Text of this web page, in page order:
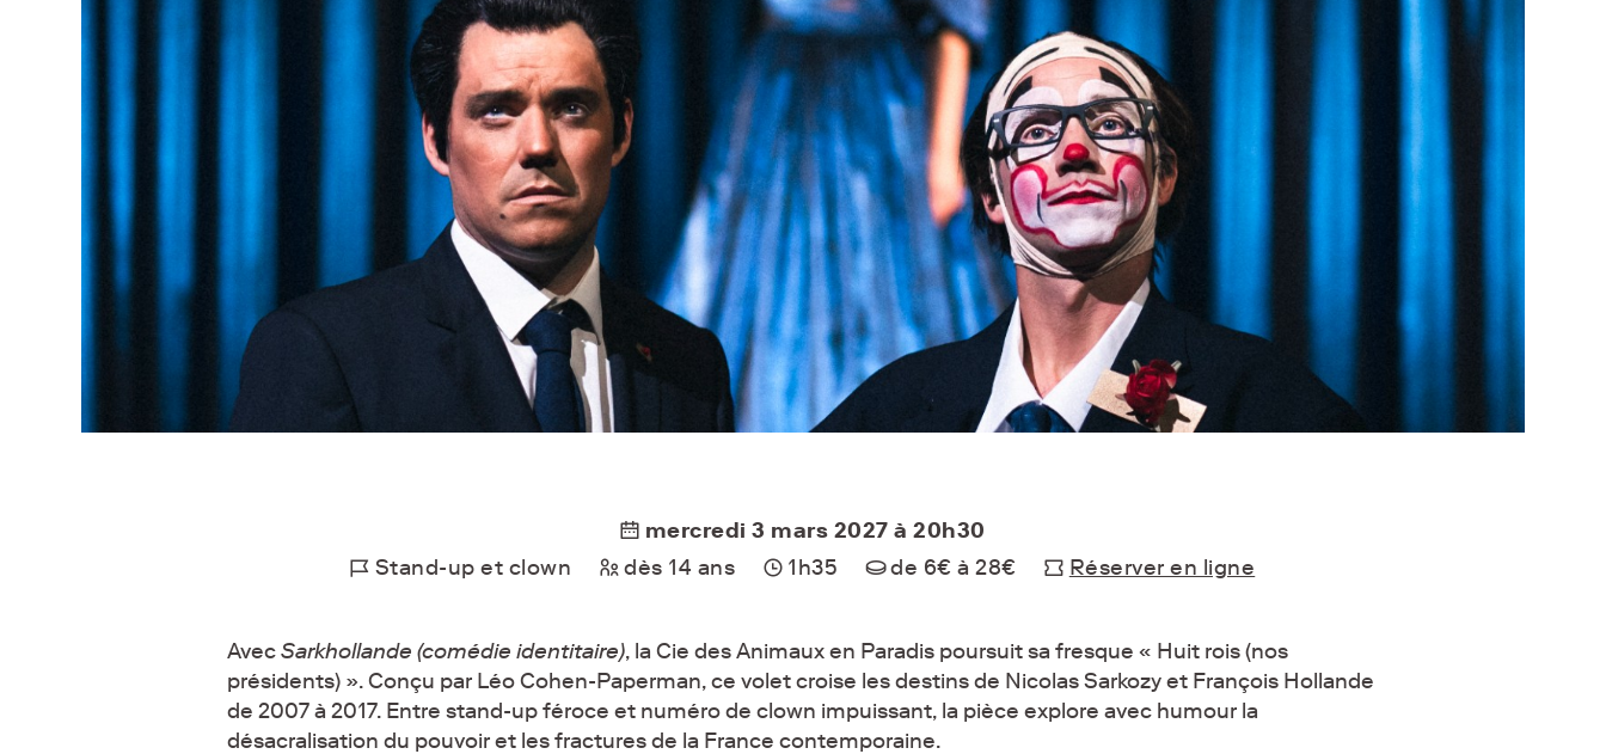
mercredi 3 mars 2027 à 20h30
Stand-up et clown
dès 14 ans 1h35 de 6€ à 28€ Réserver en ligne
AvecSarkhollande (comédie identitaire), la Cie des Animaux en Paradis poursuit sa fresque « Huit rois (nos
présidents) ». Conçu par Léo Cohen-Paperman, ce volet croise les destins de Nicolas Sarkozy et François Hollande
de 2007 à 2017. Entre stand-up féroce et numéro de clown impuissant, la pièce explore avec humour la
désacralisation du pouvoir et les fractures de la France contemporaine.